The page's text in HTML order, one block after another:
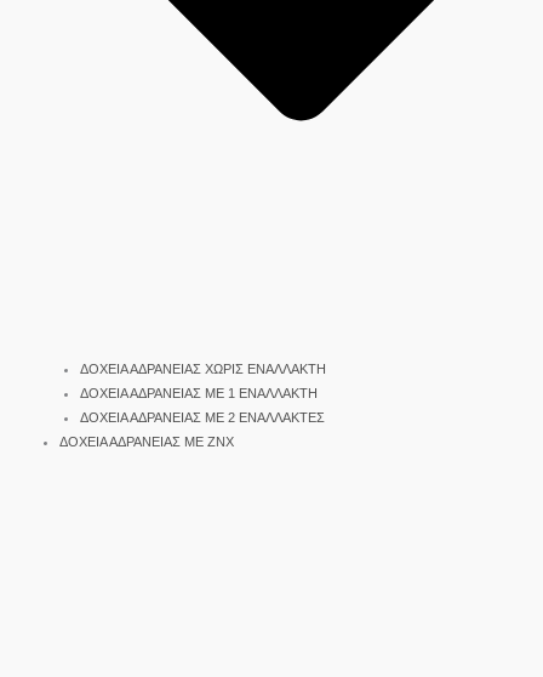
ΔΟΧΕΙΑ ΑΔΡΑΝΕΙΑΣ ΧΩΡΙΣ ΕΝΑΛΛΑΚΤΗ
ΔΟΧΕΙΑ ΑΔΡΑΝΕΙΑΣ ΜΕ 1 ΕΝΑΛΛΑΚΤΗ
ΔΟΧΕΙΑ ΑΔΡΑΝΕΙΑΣ ΜΕ 2 ΕΝΑΛΛΑΚΤΕΣ
ΔΟΧΕΙΑ ΑΔΡΑΝΕΙΑΣ ΜΕ ΖΝΧ